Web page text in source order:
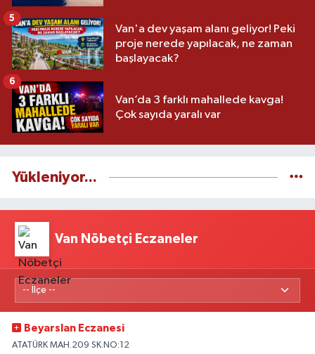
Van'a dev yaşam alanı geliyor! Peki
proje nerede yapılacak, ne zaman
başlayacak?
5
Van’da 3 farklı mahallede kavga!
Çok sayıda yaralı var
6
Yükleniyor...
Van Nöbetçi Eczaneler
Beyarslan Eczanesi
ATATÜRK MAH.209 SK.NO:12